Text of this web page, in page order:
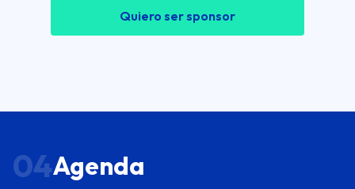
Quiero ser sponsor
04Agenda